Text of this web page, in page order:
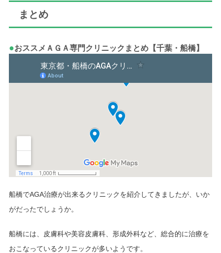
まとめ
●おススメＡＧＡ専門クリニックまとめ【千葉・船橋】
船橋でAGA治療が出来るクリニックを紹介してきましたが、いか
がだったでしょうか。
船橋には、皮膚科や美容皮膚科、形成外科など、総合的に治療を
おこなっているクリニックが多いようです。